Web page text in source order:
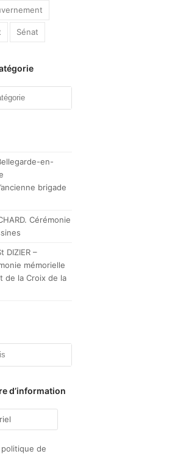
Sénat
en-
brigade
Cérémonie
DIZIER –
mémorielle
de la Croix de la
d’information
de